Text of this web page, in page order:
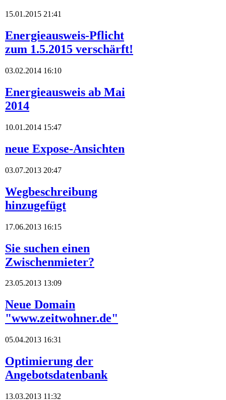
15.01.2015 21:41
Energieausweis-Pflicht
zum 1.5.2015 verschärft!
03.02.2014 16:10
Energieausweis ab Mai
2014
10.01.2014 15:47
neue Expose-Ansichten
03.07.2013 20:47
Wegbeschreibung
hinzugefügt
17.06.2013 16:15
Sie suchen einen
Zwischenmieter?
23.05.2013 13:09
Neue Domain
"www.zeitwohner.de"
05.04.2013 16:31
Optimierung der
Angebotsdatenbank
13.03.2013 11:32